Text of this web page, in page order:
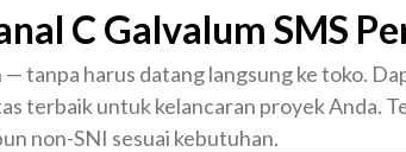
C Galvalum SMS
tanpa harus datang langsung ke toko.
terbaik untuk kelancaran proyek Anda.
non-SNI sesuai kebutuhan.